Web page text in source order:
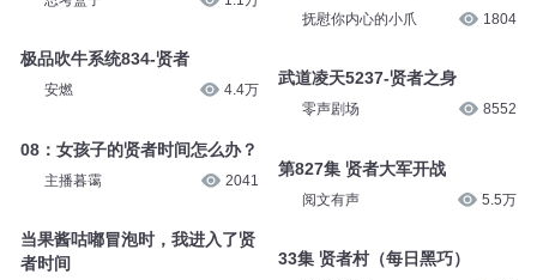
极品吹牛系统834-贤者
安燃 4.4万
08：女孩子的贤者时间怎么办？
主播暮霭 2041
当果酱咕嘟冒泡时，我进入了贤
者时间
抚慰你内心的小爪 1804
武道凌天5237-贤者之身
零声剧场 8552
第827集 贤者大军开战
阅文有声 5.5万
33集 贤者村（每日黑巧）